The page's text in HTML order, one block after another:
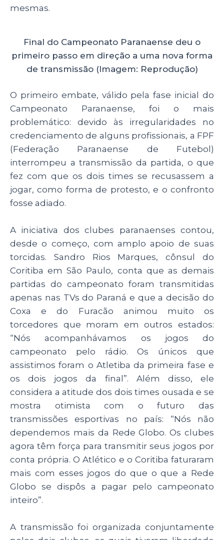
mesmas.
Final do Campeonato Paranaense deu o
primeiro passo em direção a uma nova forma
de transmissão (Imagem: Reprodução)
O primeiro embate, válido pela fase inicial do
Campeonato Paranaense, foi o mais
problemático: devido às irregularidades no
credenciamento de alguns profissionais, a FPF
(Federação Paranaense de Futebol)
interrompeu a transmissão da partida, o que
fez com que os dois times se recusassem a
jogar, como forma de protesto, e o confronto
fosse adiado.
A iniciativa dos clubes paranaenses contou,
desde o começo, com amplo apoio de suas
torcidas. Sandro Rios Marques, cônsul do
Coritiba em São Paulo, conta que as demais
partidas do campeonato foram transmitidas
apenas nas TVs do Paraná e que a decisão do
Coxa e do Furacão animou muito os
torcedores que moram em outros estados:
“Nós acompanhávamos os jogos do
campeonato pelo rádio. Os únicos que
assistimos foram o Atletiba da primeira fase e
os dois jogos da final”. Além disso, ele
considera a atitude dos dois times ousada e se
mostra otimista com o futuro das
transmissões esportivas no país: “Nós não
dependemos mais da Rede Globo. Os clubes
agora têm força para transmitir seus jogos por
conta própria. O Atlético e o Coritiba faturaram
mais com esses jogos do que o que a Rede
Globo se dispôs a pagar pelo campeonato
inteiro”.
A transmissão foi organizada conjuntamente